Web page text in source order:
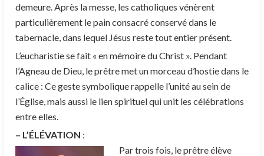
demeure. Après la messe, les catholiques vénèrent
particulièrement le pain consacré conservé dans le
tabernacle, dans lequel Jésus reste tout entier présent.
L’eucharistie se fait « en mémoire du Christ ». Pendant
l’Agneau de Dieu, le prêtre met un morceau d’hostie dans le
calice : Ce geste symbolique rappelle l’unité au sein de
l’Église, mais aussi le lien spirituel qui unit les célébrations
entre elles.
– L’ÉLÉVATION :
Par trois fois, le prêtre élève